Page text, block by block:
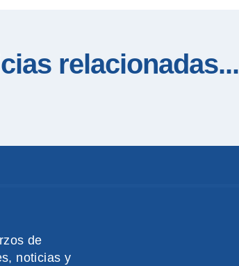
relacionadas...
de
noticias y